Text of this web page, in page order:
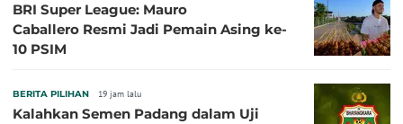
BRI Super League: Mauro
Caballero Resmi Jadi Pemain Asing ke-
10 PSIM
BERITA PILIHAN 19 jam lalu
Kalahkan Semen Padang dalam Uji